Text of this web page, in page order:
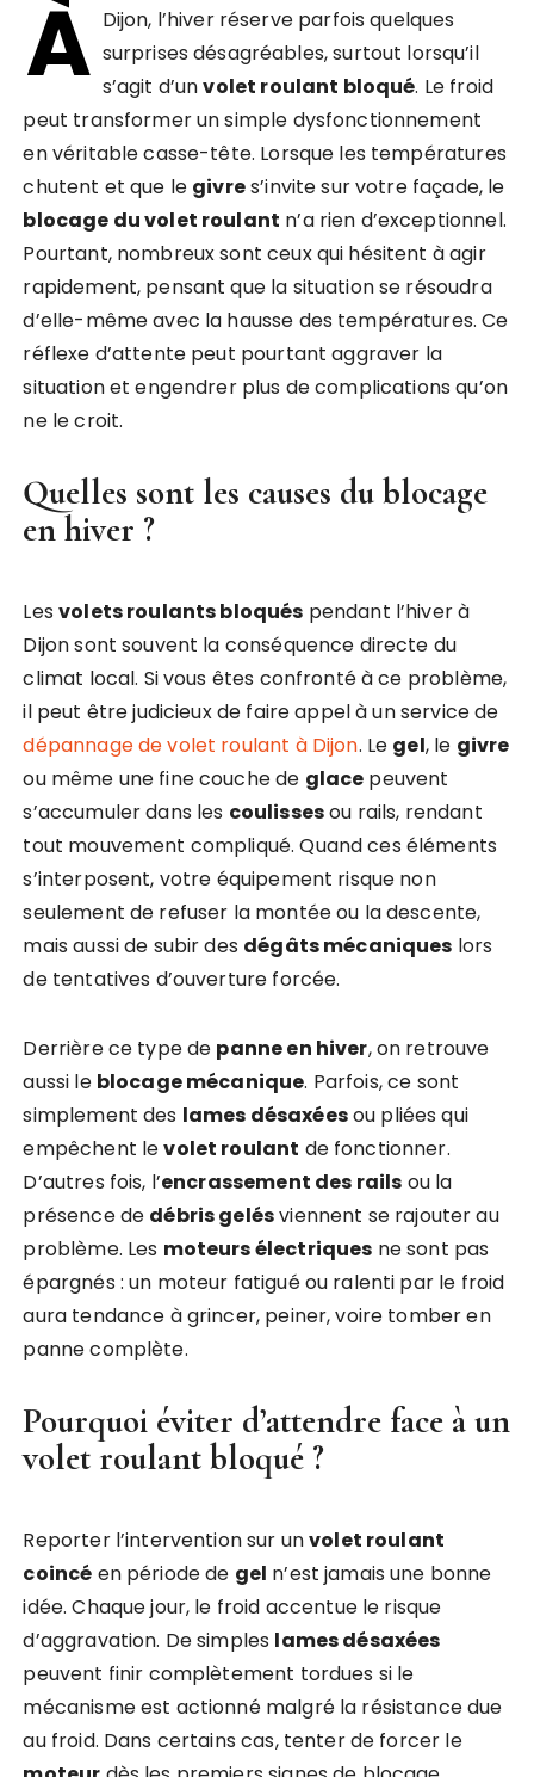
À Dijon, l’hiver réserve parfois quelques
surprises désagréables, surtout lorsqu’il
s’agit d’unvolet roulant bloqué. Le froid
peut transformer un simple dysfonctionnement
en véritable casse-tête. Lorsque les températures
chutent et que le givres’invite sur votre façade, le
blocage du volet roulant n’a rien d’exceptionnel.
Pourtant, nombreux sont ceux qui hésitent à agir
rapidement, pensant que la situation se résoudra
d’elle-même avec la hausse des températures. Ce
réflexe d’attente peut pourtant aggraver la
situation et engendrer plus de complications qu’on
ne le croit.
Quelles sont les causes du blocage
en hiver ?
Lesvolets roulants bloqués pendant l’hiver à
Dijon sont souvent la conséquence directe du
climat local. Si vous êtes confronté à ce problème,
il peut être judicieux de faire appel à un service de
dépannage de volet roulant à Dijon. Le gel, le givre
ou même une fine couche de glace peuvent
s’accumuler dans les coulissesou rails, rendant
tout mouvement compliqué. Quand ces éléments
s’interposent, votre équipement risque non
seulement de refuser la montée ou la descente,
mais aussi de subir des dégâts mécaniques lors
de tentatives d’ouverture forcée.
Derrière ce type de panne en hiver, on retrouve
aussi le blocage mécanique. Parfois, ce sont
simplement des lames désaxéesou pliées qui
empêchent levolet roulant de fonctionner.
D’autres fois, l’encrassement des rails ou la
présence de débris gelésviennent se rajouter au
problème. Les moteurs électriques ne sont pas
épargnés : un moteur fatigué ou ralenti par le froid
aura tendance à grincer, peiner, voire tomber en
panne complète.
Pourquoi éviter d’attendre face à un
volet roulant bloqué ?
Reporter l’intervention sur unvolet roulant
coincé en période de gel n’est jamais une bonne
idée. Chaque jour, le froid accentue le risque
d’aggravation. De simples lames désaxées
peuvent finir complètement tordues si le
mécanisme est actionné malgré la résistance due
au froid. Dans certains cas, tenter de forcer le